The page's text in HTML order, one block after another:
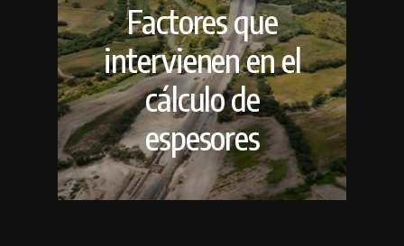
Factores que
intervienen en el
cálculo de
espesores